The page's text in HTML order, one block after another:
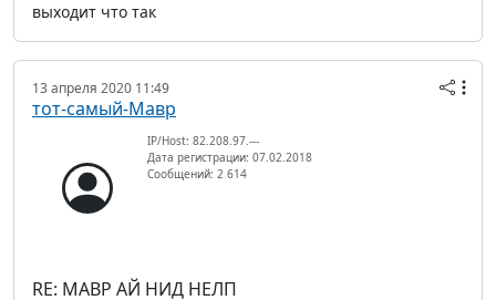
выходит что так
13 апреля 2020 11:49
тот-самый-Мавр
IP/Host: 82.208.97.---
Дата регистрации: 07.02.2018
Сообщений: 2 614
RE: МАВР АЙ НИД НЕЛП